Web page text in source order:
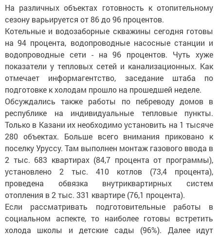
На различных объектах готовность к отопительному
сезону варьируется от 86 до 96 процентов.
Котельные и водозаборные скважины сегодня готовы
на 94 процента, водопроводные насосные станции и
водопроводные сети - на 96 процентов. Чуть хуже
показатели у тепловых сетей и канализационных. Как
отмечает информагентство, заседание штаба по
подготовке к холодам прошло на прошедшей неделе.
Обсуждались также работы по пе6реводу домов в
республике на индивидуальные тепловые пункты.
Только в Казани их необходимо установить на 1 тысяче
280 объектах. Больше всего внимания приковано к
поселку Уруссу. Там выполнен монтаж газового ввода в
2 тыс. 683 квартирах (84,7 процента от программы),
установлено 2 тыс. 410 котлов (73,4 процента),
проведена обвязка внутриквартирных систем
отопления в 2 тыс. 331 квартире (76,1 процента).
Если рассматривать подготовительные работы в
социальном аспекте, то наиболее готовы встретить
холода школы и детские сады (96%). Далее идут